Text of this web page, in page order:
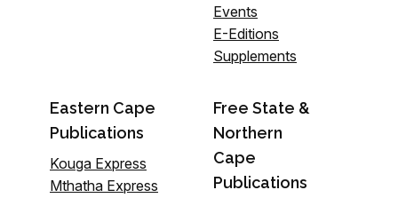
Events
E-Editions
Supplements
Eastern Cape
Publications
Kouga Express
Mthatha Express
Free State &
Northern
Cape
Publications